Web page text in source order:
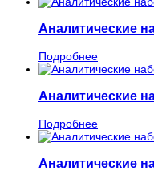
Аналитические
Подробнее
Аналитические
Подробнее
Аналитические